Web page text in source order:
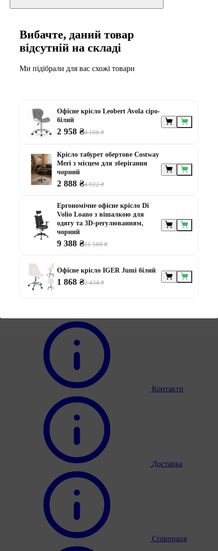
призначенням
Меблі для альтанки
Меблі для дачі
Меблі для тераси
Модульні меблі з ротанга
Ротангові меблі
Контакти
Доставка
Співпраця
Вибачте, даний товар
відсутній на складі
Ми підібрали для вас схожі товари
Офісне крісло Leobert Avola сіро-
білий
2 958 ₴4 166 ₴
Крісло табурет обертове Costway
Meri з місцем для зберігання
чорний
2 888 ₴4 922 ₴
Ергономічне офісне крісло Di
Volio Loano з вішалкою для
одягу та 3D-регулюванням,
чорний
9 388 ₴11 588 ₴
Офісне крісло IGER Jumi білий
1 868 ₴2 434 ₴